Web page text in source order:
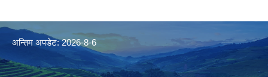
अन्तिम अपडेट: 2026-8-6